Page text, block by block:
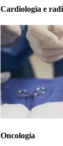
Cardiologia e
Oncologia